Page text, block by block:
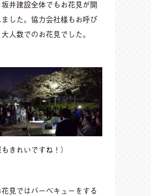
井建設全体でもお花見が開
した。 協力会社様もお呼び
人数でのお花見でした。
もきれいですね！）
見ではバーベキューをする